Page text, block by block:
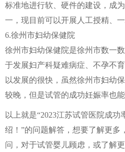
标准地进行软、硬件的建设，成
一，现目前可以开展人工授精、
6.徐州市妇幼保健院
徐州市妇幼保健院是徐州市数一
于发展妇产科疑难病症、不孕不
以发展的很快，虽然徐州市妇幼
较晚，但是试管的成功妊娠率也能
以上就是“2023江苏试管医院成
绍！”的问题解答，想要了解更多
问，对于试管婴儿顾虑，或了解